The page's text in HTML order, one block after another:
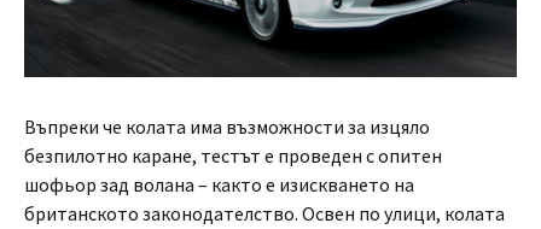
Въпреки че колата има възможности за изцяло
безпилотно каране, тестът е проведен с опитен
шофьор зад волана – както е изискването на
британското законодателство. Освен по улици, колата